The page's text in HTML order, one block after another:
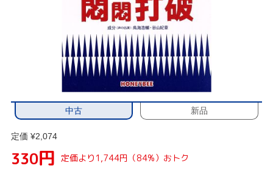
中古 新品
定価 ¥2,074
330円 定価より1,744円（84%）おトク